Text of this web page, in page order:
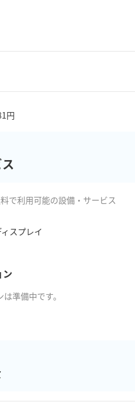
円
で利用可能の設備・サービス
スプレイ
準備中です。